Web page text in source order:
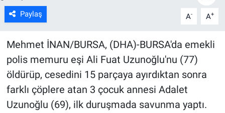
Paylaş A- A+
Mehmet İNAN/BURSA, (DHA)-BURSA'da emekli
polis memuru eşi Ali Fuat Uzunoğlu'nu (77)
öldürüp, cesedini 15 parçaya ayırdıktan sonra
farklı çöplere atan 3 çocuk annesi Adalet
Uzunoğlu (69), ilk duruşmada savunma yaptı.
Yaşam
Kültür Sanat
Bilim ve Teknoloji
Genel